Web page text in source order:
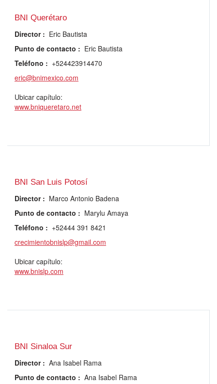
BNI Querétaro
Director : Eric Bautista
Punto de contacto : Eric Bautista
Teléfono : +524423914470
eric@bnimexico.com
Ubicar capítulo:
www.bniqueretaro.net
BNI San Luis Potosí
Director : Marco Antonio Badena
Punto de contacto : Marylu Amaya
Teléfono : +52444 391 8421
crecimientobnislp@gmail.com
Ubicar capítulo:
www.bnislp.com
BNI Sinaloa Sur
Director : Ana Isabel Rama
Punto de contacto : Ana Isabel Rama